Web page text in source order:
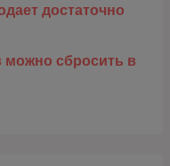
достаточно
сбросить в